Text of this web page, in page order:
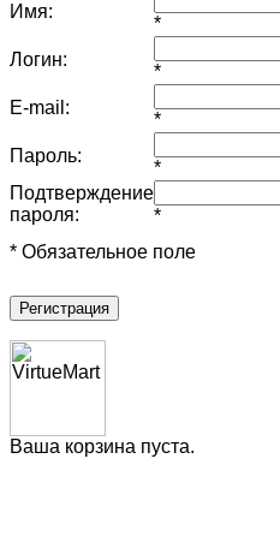
Имя:
*
Логин:
*
E-mail:
*
Пароль:
*
Подтверждение
пароля:
*
* Обязательное поле
Регистрация
Ваша корзина пуста.